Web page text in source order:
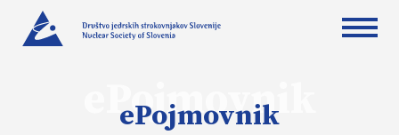
ePojmovnik
ePojmovnik